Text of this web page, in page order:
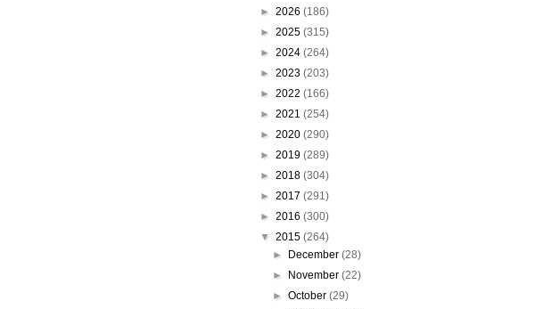
► 2026 (186)
► 2025 (315)
► 2024 (264)
► 2023 (203)
► 2022 (166)
► 2021 (254)
► 2020 (290)
► 2019 (289)
► 2018 (304)
► 2017 (291)
► 2016 (300)
▼ 2015 (264)
►
December (28)
►
November (22)
► October (29)